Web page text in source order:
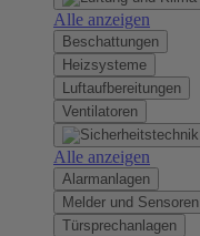
Alle anzeigen
Beschattungen
Heizsysteme
Luftaufbereitungen
Ventilatoren
Alle anzeigen
Alarmanlagen
Melder und Sensoren
Türsprechanlagen